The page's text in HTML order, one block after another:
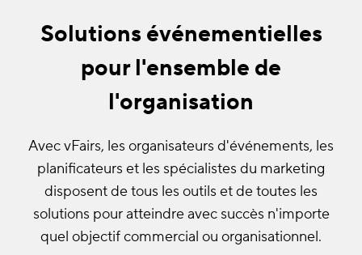
Solutions événementielles
pour l'ensemble de
l'organisation
Avec vFairs, les organisateurs d'événements, les
planificateurs et les spécialistes du marketing
disposent de tous les outils et de toutes les
solutions pour atteindre avec succès n'importe
quel objectif commercial ou organisationnel.